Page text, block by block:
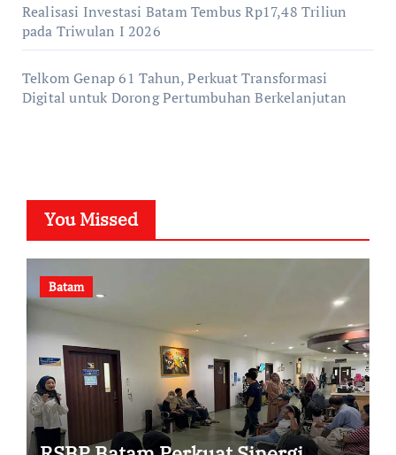
Realisasi Investasi Batam Tembus Rp17,48 Triliun
pada Triwulan I 2026
Telkom Genap 61 Tahun, Perkuat Transformasi
Digital untuk Dorong Pertumbuhan Berkelanjutan
You Missed
Batam